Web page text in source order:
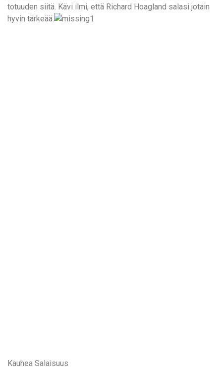
totuuden siitä. Kävi ilmi, että Richard Hoagland salasi jotain
hyvin tärkeää.
Kauhea Salaisuus